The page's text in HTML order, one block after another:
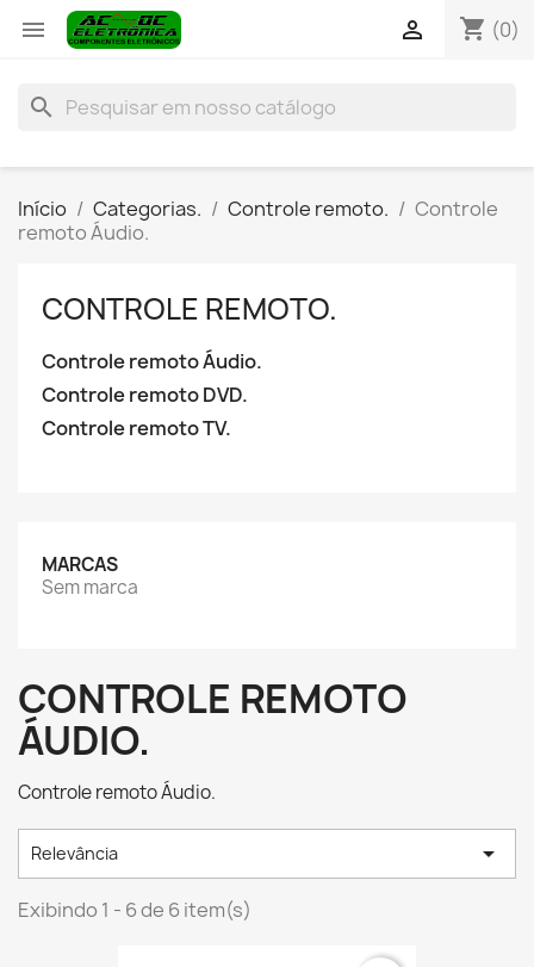
 shopping_cart (0)

search
Início Categorias. Controle remoto.
Controle
remoto Áudio.
CONTROLE REMOTO.
Controle remoto Áudio.
Controle remoto DVD.
Controle remoto TV.
MARCAS
Sem marca
CONTROLE REMOTO
ÁUDIO.
Controle remoto Áudio.
Relevância 
Exibindo 1 - 6 de 6 item(s)